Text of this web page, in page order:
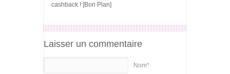
cashback ! [Bon Plan]
Laisser un commentaire
Nom*